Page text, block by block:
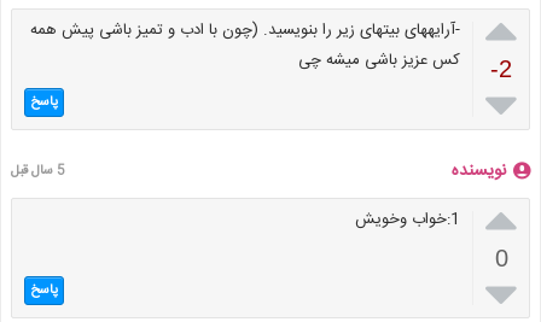

-2

-آرایههای بیتهای زیر را بنویسید. (چون با ادب و تمیز باشی پیش همه
کس عزیز باشی میشه چی
پاسخ
نویسنده 5 سال قبل

0

1:خواب وخویش
پاسخ